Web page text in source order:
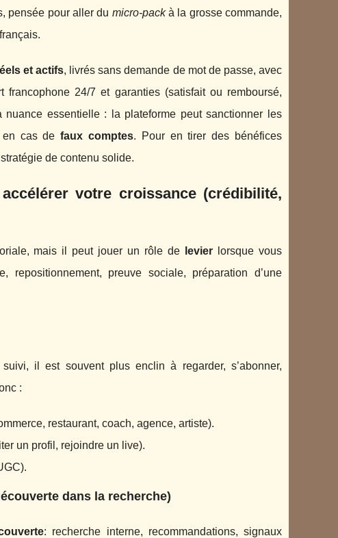
pensée pour aller du micro-packà la grosse commande,
et actifs, livrés sans demande de mot de passe, avec
24/7 et garanties (satisfait ou remboursé,
essentielle : la plateforme peut sanctionner les
en cas defaux comptes. Pour en tirer des bénéfices
de contenu solide.
votre croissance (crédibilité,
mais il peut jouer un rôle de levier lorsque vous
preuve sociale, préparation d’une
il est souvent plus enclin à regarder, s’abonner,
:
restaurant, coach, agence, artiste).
un profil, rejoindre un live).
dans la recherche)
: recherche interne, recommandations, signaux